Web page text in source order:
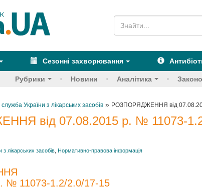
Сезонні захворювання
Рубрики Новини Аналітика
України з лікарських засобів » РОЗПОРЯДЖЕННЯ від
від 07.08.2015 р. № 11073-
лікарських засобів Нормативно-правова інформація
№ 11073-1.2/2.0/17-15